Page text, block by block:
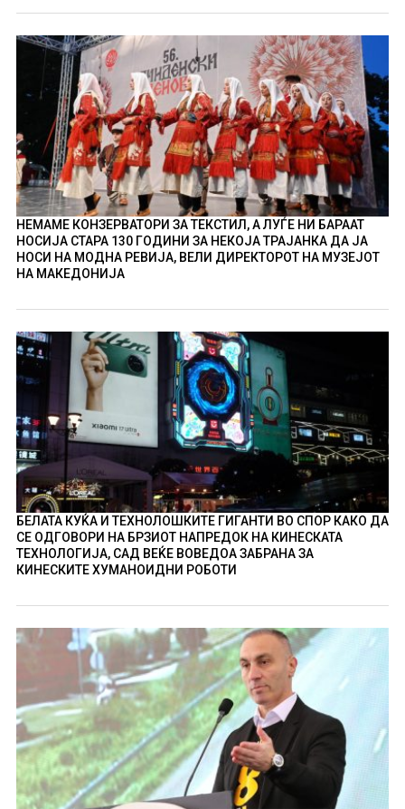
НЕМАМЕ КОНЗЕРВАТОРИ ЗА ТЕКСТИЛ, А ЛУЃЕ НИ БАРААТ
НОСИЈА СТАРА 130 ГОДИНИ ЗА НЕКОЈА ТРАЈАНКА ДА ЈА
НОСИ НА МОДНА РЕВИЈА, ВЕЛИ ДИРЕКТОРОТ НА МУЗЕЈОТ
НА МАКЕДОНИЈА
БЕЛАТА КУЌА И ТЕХНОЛОШКИТЕ ГИГАНТИ ВО СПОР КАКО ДА
СЕ ОДГОВОРИ НА БРЗИОТ НАПРЕДОК НА КИНЕСКАТА
ТЕХНОЛОГИЈА, САД ВЕЌЕ ВОВЕДОА ЗАБРАНА ЗА
КИНЕСКИТЕ ХУМАНОИДНИ РОБОТИ